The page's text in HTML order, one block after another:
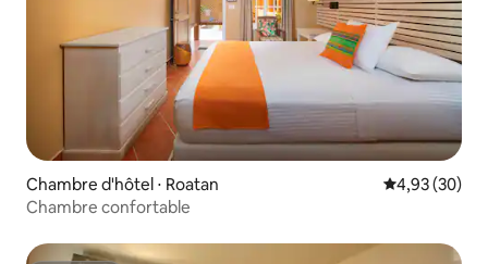
Chambre d'hôtel ⋅ Roatan Évaluation
4,93 (30)
Chambre confortable